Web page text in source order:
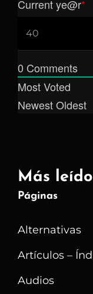
Current ye@r*
0 Comments
Most Voted
NewestOldest
Más
Páginas
Alternativas
Artículos –
Audios